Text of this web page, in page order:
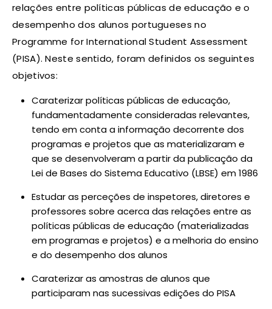
relações entre políticas públicas de educação e o
desempenho dos alunos portugueses no
Programme for International Student Assessment
(PISA). Neste sentido, foram definidos os seguintes
objetivos:
Caraterizar políticas públicas de educação,
fundamentadamente consideradas relevantes,
tendo em conta a informação decorrente dos
programas e projetos que as materializaram e
que se desenvolveram a partir da publicação da
Lei de Bases do Sistema Educativo (LBSE) em 1986
Estudar as perceções de inspetores, diretores e
professores sobre acerca das relações entre as
políticas públicas de educação (materializadas
em programas e projetos) e a melhoria do ensino
e do desempenho dos alunos
Caraterizar as amostras de alunos que
participaram nas sucessivas edições do PISA